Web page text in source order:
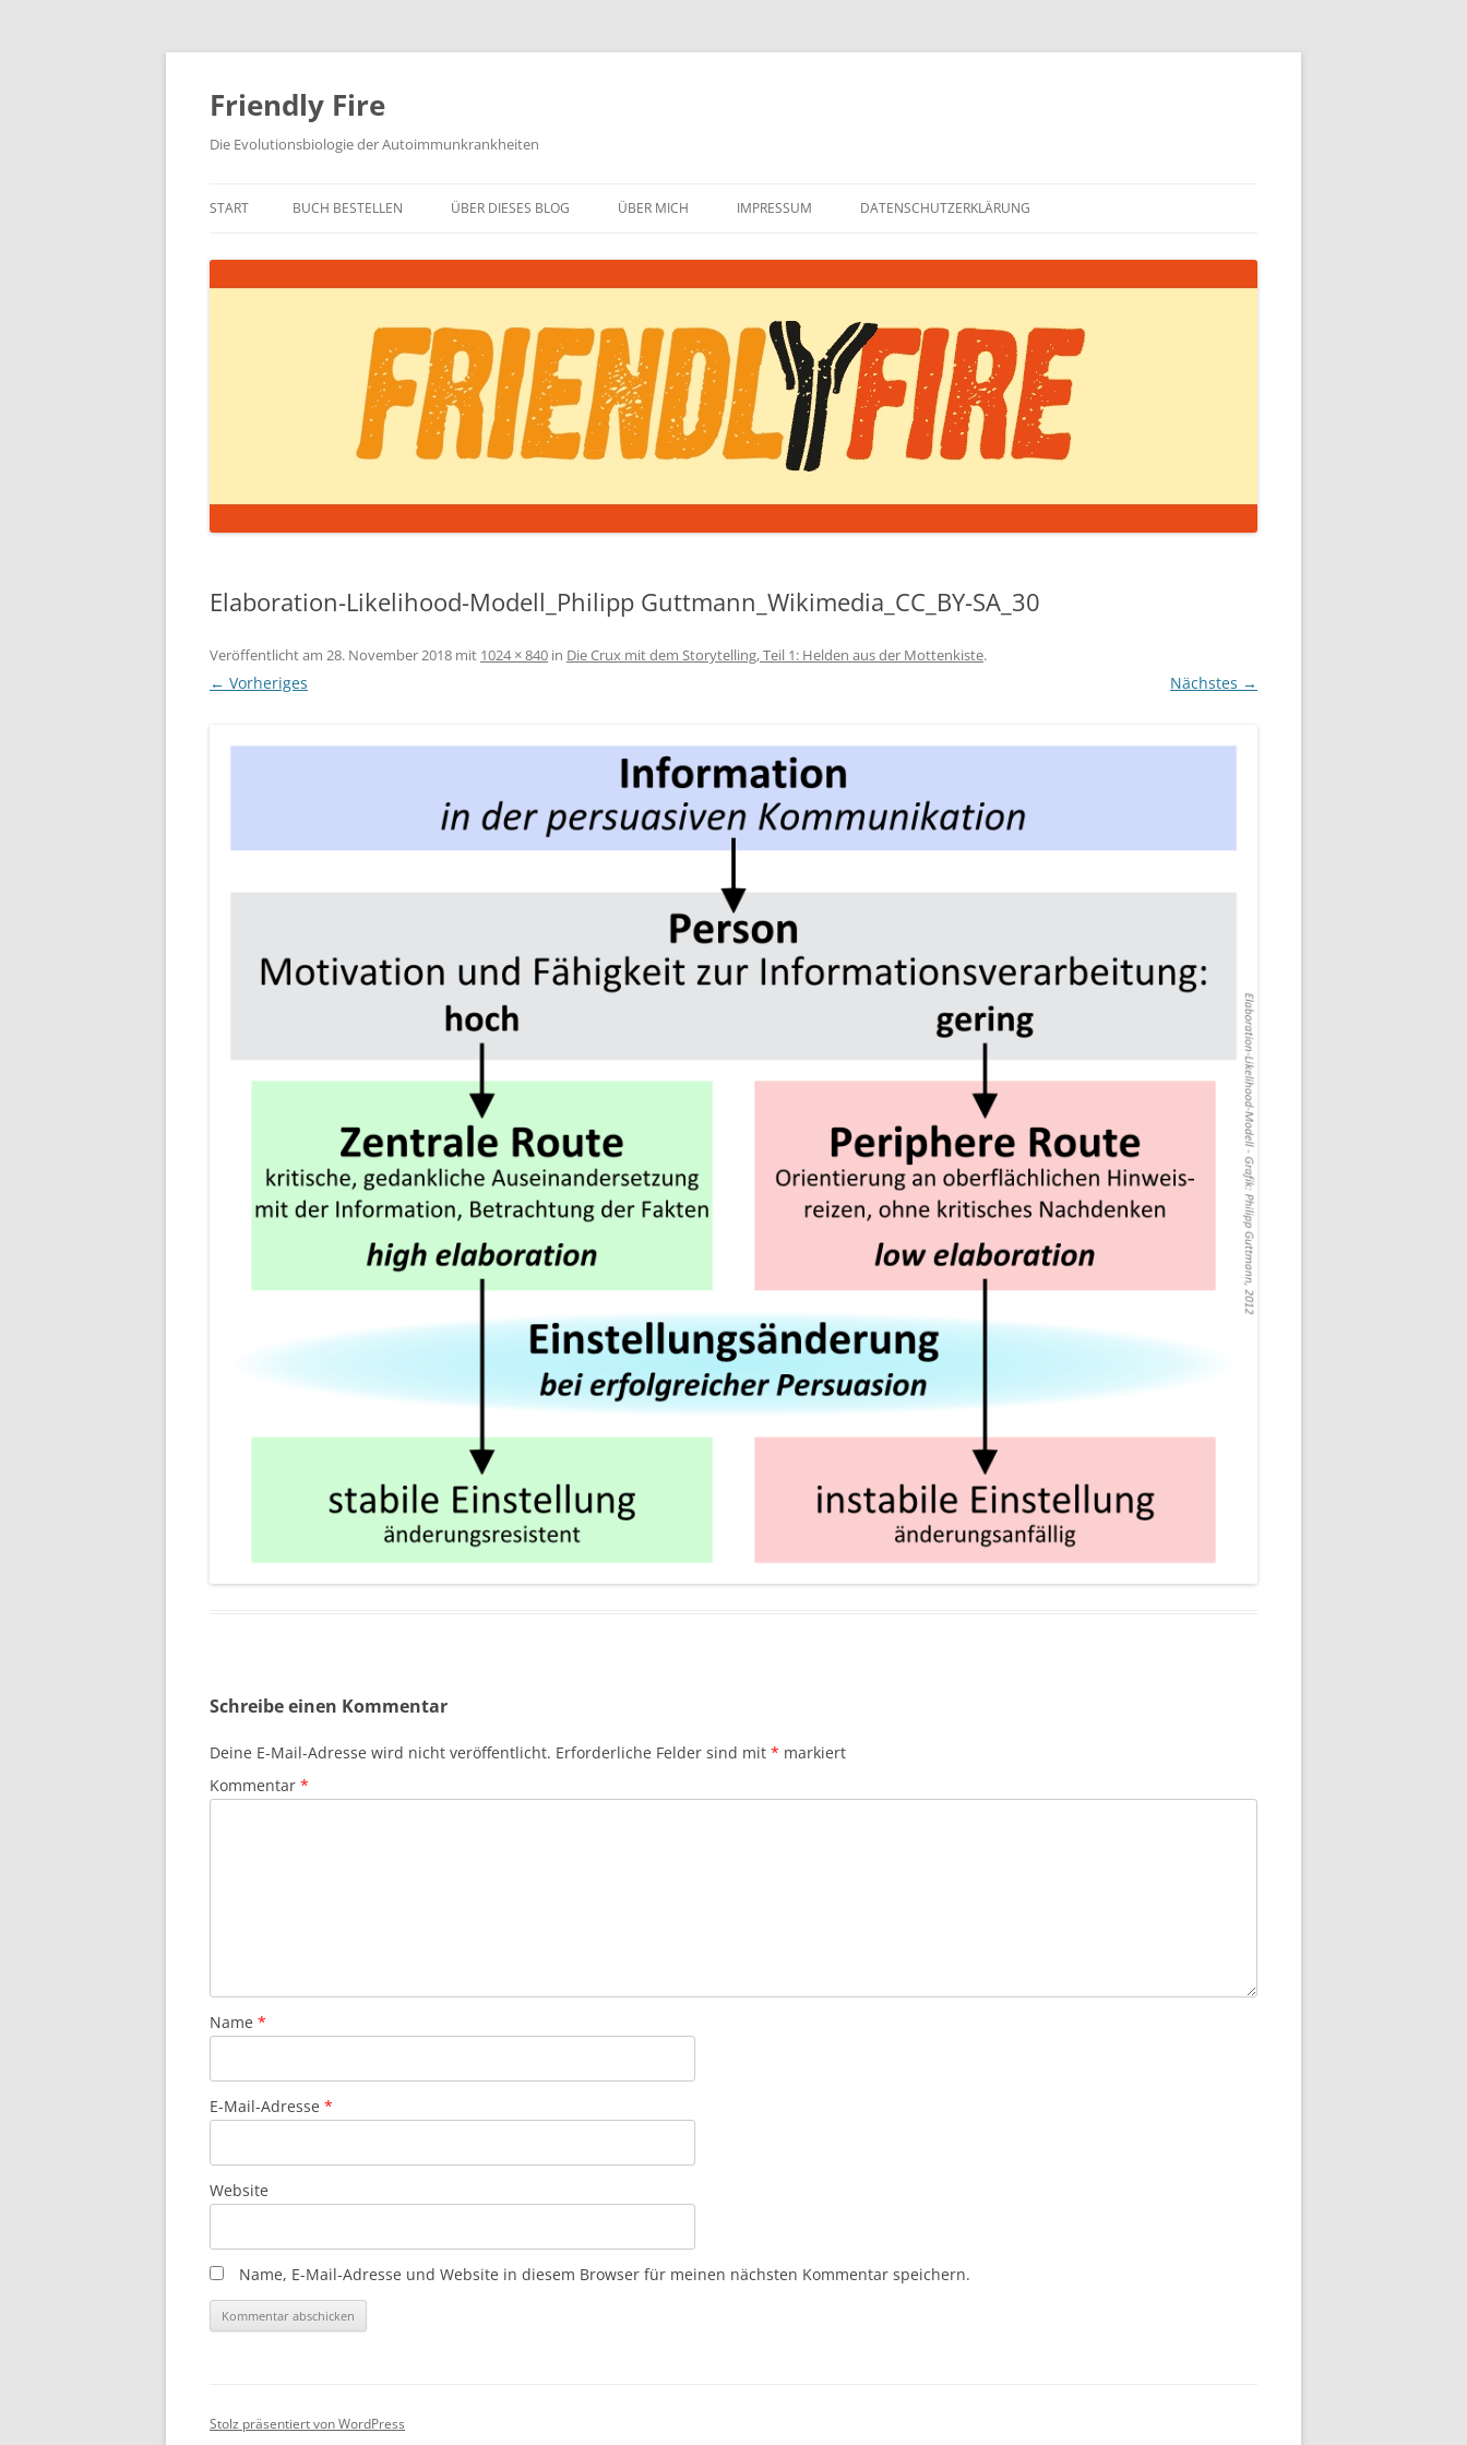
Zum
springen
Friendly Fire
Die Evolutionsbiologie der Autoimmunkrankheiten
START BUCH BESTELLEN ÜBER DIESES BLOG ÜBER MICH IMPRESSUM DATENSCHUTZERKLÄRUNG
Elaboration-Likelihood-Modell_Philipp Guttmann_Wikimedia_CC_BY-SA_30
Veröffentlicht am 28. November 2018 mit 1024 × 840 in Die Crux mit dem Storytelling, Teil 1: Helden aus der Mottenkiste.
← Vorheriges Nächstes →
Schreibe einen Kommentar
Deine E-Mail-Adresse wird nicht veröffentlicht. Erforderliche Felder sind mit * markiert
Kommentar *
Name *
E-Mail-Adresse *
Website
Name, E-Mail-Adresse und Website in diesem Browser für meinen nächsten Kommentar speichern.
Stolz präsentiert von WordPress